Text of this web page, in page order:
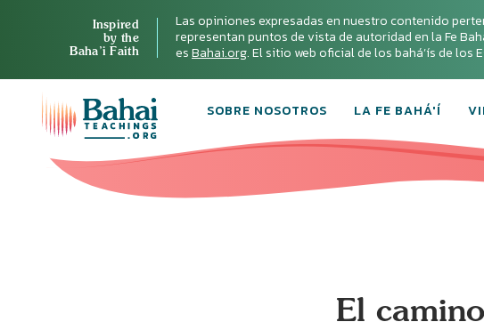
Inspired
by the
Baha’i Faith
Las opiniones expresadas en nuestro contenido
representan puntos de vista de autoridad en la Fe
esBahai.org. El sitio web oficial de los bahá’ís de los
SOBRE NOSOTROS LA FE BAHÁ'Í
El